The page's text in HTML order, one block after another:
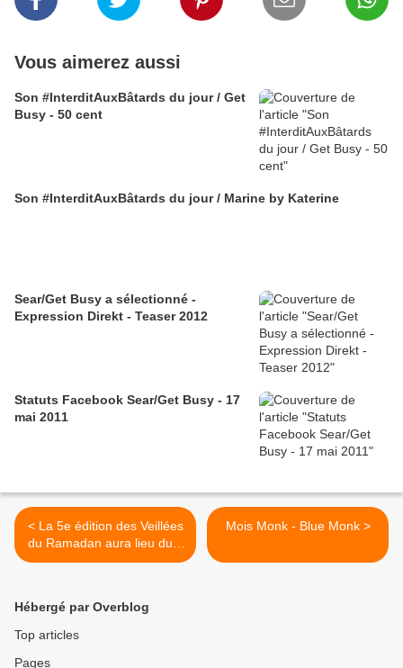
Vous aimerez aussi
Son #InterditAuxBâtards du jour / Get
Busy - 50 cent
Son #InterditAuxBâtards du jour / Marine by Katerine
Sear/Get Busy a sélectionné -
Expression Direkt - Teaser 2012
Statuts Facebook Sear/Get Busy - 17
mai 2011
< La 5e édition des Veillées
du Ramadan aura lieu du 2
au 11 septembre 2010
Mois Monk - Blue Monk >
Hébergé par Overblog
Top articles
Pages